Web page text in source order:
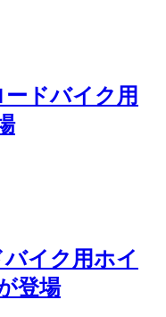
ドバイク用
イク用ホイ
登場